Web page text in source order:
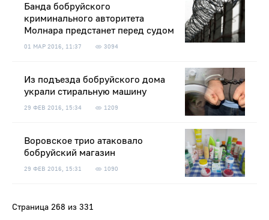
Банда бобруйского
криминального авторитета
Молнара предстанет перед судом
01 МАР 2016, 11:37 3094
Из подъезда бобруйского дома
украли стиральную машину
29 ФЕВ 2016, 15:34 1209
Воровское трио атаковало
бобруйский магазин
29 ФЕВ 2016, 15:31 1090
Страница 268 из 331